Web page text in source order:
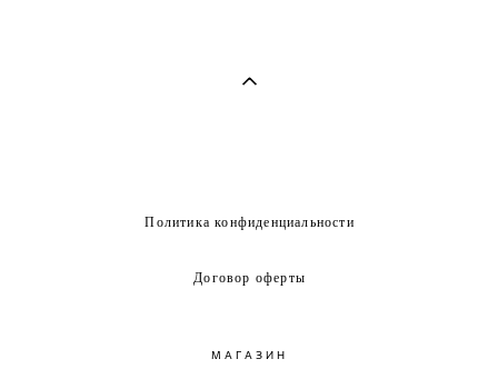
Политика конфиденциальности
Договор оферты
МАГАЗИН